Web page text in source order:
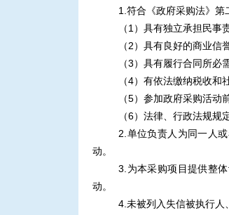
1.符合《政府采购法》第
（1）具有独立承担民事
（2）具有良好的商业信
（3）具有履行合同所必
（4）有依法缴纳税收和
（5）参加政府采购活动
（6）法律、行政法规规
2.单位负责人为同一人
动。
3.为本采购项目提供整
动。
4.未被列入失信被执行人